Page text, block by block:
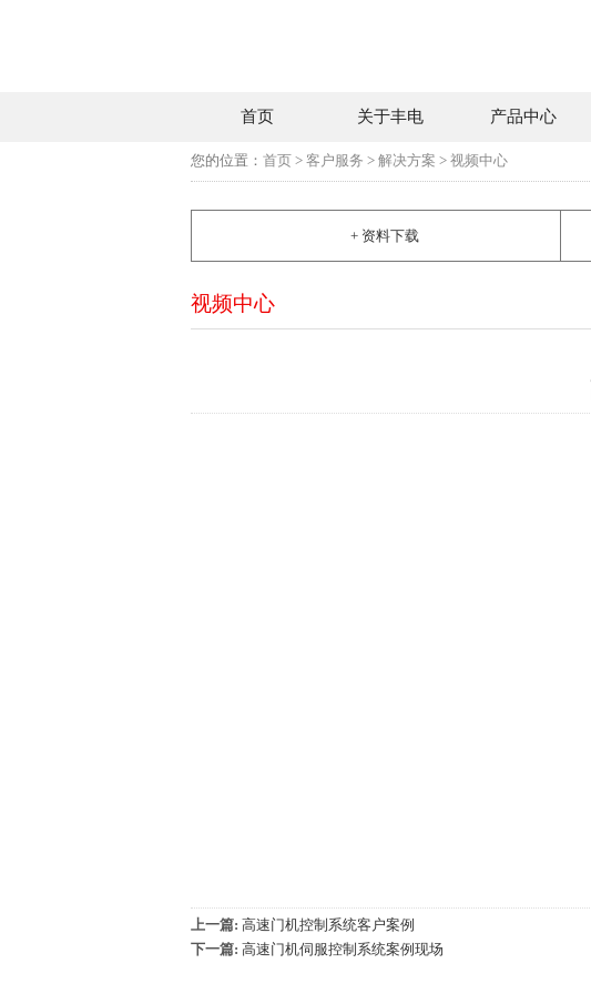
首页 关于丰电 产品中心
您的位置： 首页 > 客户服务 > 解决方案 > 视频中心
+ 资料下载
视频中心
上一篇: 高速门机控制系统客户案例
下一篇: 高速门机伺服控制系统案例现场